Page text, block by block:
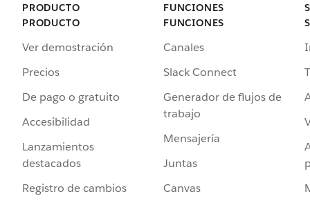
PRODUCTO
PRODUCTO
Ver demostración
Precios
De pago o gratuito
Accesibilidad
Lanzamientos
destacados
Registro de cambios
FUNCIONES
FUNCIONES
Canales
Slack Connect
Generador de flujos de
trabajo
Mensajería
Juntas
Canvas